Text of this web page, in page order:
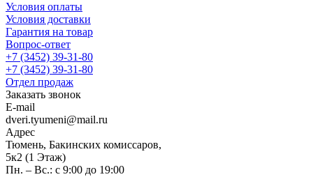
Условия оплаты
Условия доставки
Гарантия на товар
Вопрос-ответ
+7 (3452) 39-31-80
+7 (3452) 39-31-80
Отдел продаж
Заказать звонок
E-mail
dveri.tyumeni@mail.ru
Адрес
Тюмень, Бакинских комиссаров,
5к2 (1 Этаж)
Пн. – Вс.: с 9:00 до 19:00